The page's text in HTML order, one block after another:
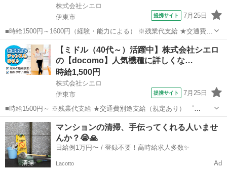
株式会社シエロ
伊東市
提携サイト 7月25日
■時給1500円～1600円（経験・能力による） ※残業代支給 ★交通費別
途支給（規定あり） ゜+゜・。○。・゜+゜・。○。・゜+゜ 入社祝い金
10万円支給(規定有) お友達を紹介頂くと, インセンティブ支給(規定有)
...
静岡 伊東市 携帯ショップ
【ミドル（40代～）活躍中】株式会社シエロ
の【docomo】人気機種に詳しくな…
時給1,500円
株式会社シエロ
伊東市
提携サイト 7月25日
■時給1500円～ ※残業代支給 ★交通費別途支給（規定あり） ゜
+゜・。○。・゜+゜・。○。・゜+゜ 入社祝い金10万円支給(規定有) お
友達を紹介頂くと, インセンティブ支給(規定有) ★月2回払い・週払い
可能（規...
静岡 伊東市 携帯ショップ
マンションの清掃、手伝ってくれる人いませ
んか？😭🙏
日給例1万円〜 / 登録不要！高時給求人多数✨
Lacotto Ad